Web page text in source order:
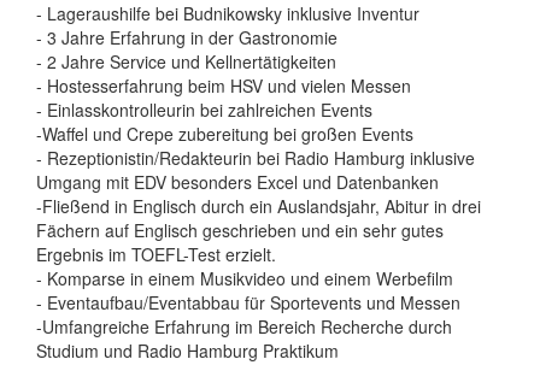
- Lageraushilfe bei Budnikowsky inklusive Inventur
- 3 Jahre Erfahrung in der Gastronomie
- 2 Jahre Service und Kellnertätigkeiten
- Hostesserfahrung beim HSV und vielen Messen
- Einlasskontrolleurin bei zahlreichen Events
-Waffel und Crepe zubereitung bei großen Events
- Rezeptionistin/Redakteurin bei Radio Hamburg inklusive
Umgang mit EDV besonders Excel und Datenbanken
-Fließend in Englisch durch ein Auslandsjahr, Abitur in drei
Fächern auf Englisch geschrieben und ein sehr gutes
Ergebnis im TOEFL-Test erzielt.
- Komparse in einem Musikvideo und einem Werbefilm
- Eventaufbau/Eventabbau für Sportevents und Messen
-Umfangreiche Erfahrung im Bereich Recherche durch
Studium und Radio Hamburg Praktikum